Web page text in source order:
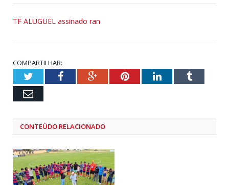
TF ALUGUEL assinado ran
COMPARTILHAR:
TwitterFacebookGoogle+PinterestLinkedInTumblr
Email
CONTEÚDO RELACIONADO